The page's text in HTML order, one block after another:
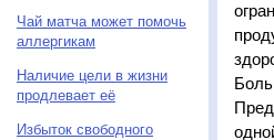
Чай матча может помочь
аллергикам
Наличие цели в жизни
продлевает её
Избыток свободного